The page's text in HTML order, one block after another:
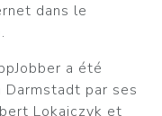
dans le
.
a été
par ses
Lokaiczyk et